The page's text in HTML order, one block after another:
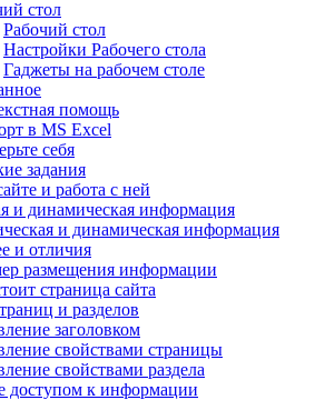
стол
Рабочий стол
Настройки Рабочего стола
Гаджеты на рабочем столе
помощь
в MS Excel
себя
задания
и работа с ней
и динамическая информация
и динамическая информация
и отличия
размещения информации
страница сайта
и разделов
заголовком
свойствами страницы
свойствами раздела
доступом к информации